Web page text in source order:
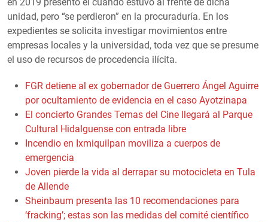
unidad, pero “se perdieron” en la procuraduría. En los
expedientes se solicita investigar movimientos entre
empresas locales y la universidad, toda vez que se presume
el uso de recursos de procedencia ilícita.
FGR detiene al ex gobernador de Guerrero Ángel Aguirre
por ocultamiento de evidencia en el caso Ayotzinapa
El concierto Grandes Temas del Cine llegará al Parque
Cultural Hidalguense con entrada libre
Incendio en Ixmiquilpan moviliza a cuerpos de
emergencia
Joven pierde la vida al derrapar su motocicleta en Tula
de Allende
Sheinbaum presenta las 10 recomendaciones para
‘fracking’; estas son las medidas del comité científico